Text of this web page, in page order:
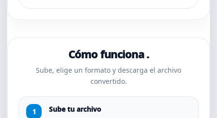
Cómo funciona .
Sube, elige un formato y descarga el archivo
convertido.
Sube tu archivo